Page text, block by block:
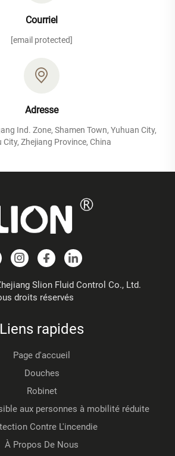
Courriel
[email protected]
Adresse
Ind. Zone, Shamen Town, Yuhuan City,
City, Zhejiang Province, China
Slion Fluid Control Co., Ltd.
droits réservés
Liens rapides
Page d'accueil
Douches
Robinet
aux personnes à mobilité réduite
Contre L'incendie
À Propos De Nous